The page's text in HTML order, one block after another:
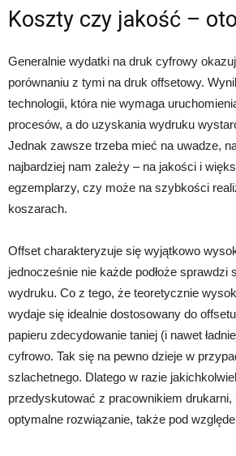
Koszty czy jakość –
Generalnie wydatki na druk cyfrowy
porównaniu z tymi na druk offsetowy.
technologii, która nie wymaga
procesów, a do uzyskania wydruku
Jednak zawsze trzeba mieć na uwadze,
najbardziej nam zależy – na jakości i
egzemplarzy, czy może na szybkości
koszarach.
Offset charakteryzuje się wyjątkowo
jednocześnie nie każde podłoże sprawdzi
wydruku. Co z tego, że teoretycznie
wydaje się idealnie dostosowany do
papieru zdecydowanie taniej (i nawet
cyfrowo. Tak się na pewno dzieje w
szlachetnego. Dlatego w razie
przedyskutować z pracownikiem drukarni,
optymalne rozwiązanie, także pod